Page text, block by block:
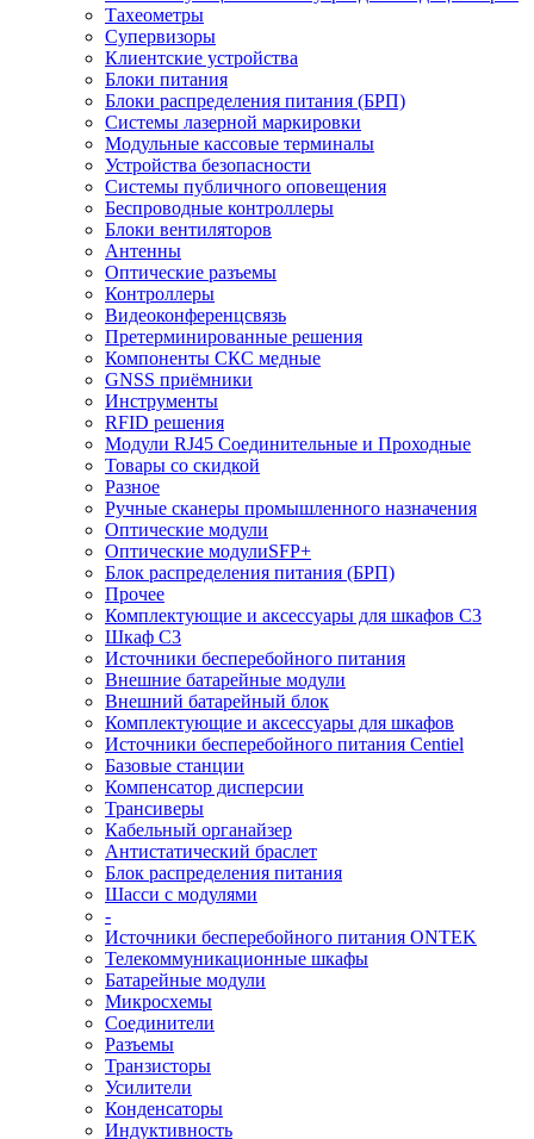
Тахеометры
Супервизоры
Клиентские устройства
Блоки питания
Блоки распределения питания (БРП)
Системы лазерной маркировки
Модульные кассовые терминалы
Устройства безопасности
Системы публичного оповещения
Беспроводные контроллеры
Блоки вентиляторов
Антенны
Оптические разъемы
Контроллеры
Видеоконференцсвязь
Претерминированные решения
Компоненты СКС медные
GNSS приёмники
Инструменты
RFID решения
Модули RJ45 Соединительные и Проходные
Товары со скидкой
Разное
Ручные сканеры промышленного назначения
Оптические модули
Оптические модулиSFP+
Блок распределения питания (БРП)
Прочее
Комплектующие и аксессуары для шкафов C3
Шкаф C3
Источники бесперебойного питания
Внешние батарейные модули
Внешний батарейный блок
Комплектующие и аксессуары для шкафов
Источники бесперебойного питания Centiel
Базовые станции
Компенсатор дисперсии
Трансиверы
Кабельный органайзер
Антистатический браслет
Блок распределения питания
Шасси с модулями
-
Источники бесперебойного питания ONTEK
Телекоммуникационные шкафы
Батарейные модули
Микросхемы
Соединители
Разъемы
Транзисторы
Усилители
Конденсаторы
Индуктивность